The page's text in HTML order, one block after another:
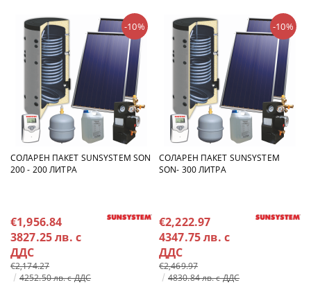
СОЛАРЕН ПАКЕТ SUNSYSTEM SON
200 - 200 ЛИТРА
-10%
€1,956.84
3827.25 лв. с
ДДС
€2,174.27
4252.50 лв. с ДДС
СОЛАРЕН ПАКЕТ SUNSYSTEM
SON- 300 ЛИТРА
-10%
€2,222.97
4347.75 лв. с
ДДС
€2,469.97
4830.84 лв. с ДДС